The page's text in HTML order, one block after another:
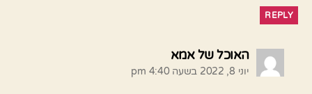
REPLY
האוכל של אמא
יוני 8, 2022 בשעה 4:40 pm